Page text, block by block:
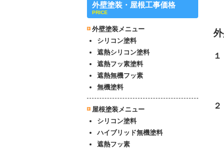
外壁塗装・屋根工事価格
PRICE
外壁塗装メニュー
シリコン塗料
遮熱シリコン塗料
遮熱フッ素塗料
遮熱無機フッ素
無機塗料
屋根塗装メニュー
シリコン塗料
ハイブリッド無機塗料
遮熱フッ素